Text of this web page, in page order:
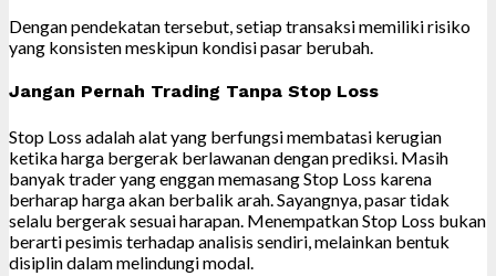
Dengan pendekatan tersebut, setiap transaksi memiliki risiko
yang konsisten meskipun kondisi pasar berubah.
Jangan Pernah Trading Tanpa Stop Loss
Stop Loss adalah alat yang berfungsi membatasi kerugian
ketika harga bergerak berlawanan dengan prediksi. Masih
banyak trader yang enggan memasang Stop Loss karena
berharap harga akan berbalik arah. Sayangnya, pasar tidak
selalu bergerak sesuai harapan. Menempatkan Stop Loss bukan
berarti pesimis terhadap analisis sendiri, melainkan bentuk
disiplin dalam melindungi modal.